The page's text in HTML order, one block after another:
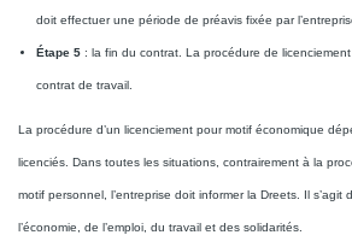
doit effectuer une période de préavis fixée par
Étape 5 : la fin du contrat. La procédure de licenciement
contrat de travail.
La procédure d’un licenciement pour motif économique
licenciés. Dans toutes les situations, contrairement à la
motif personnel, l’entreprise doit informer la Dreets. Il s’agit
l’économie, de l’emploi, du travail et des solidarités.